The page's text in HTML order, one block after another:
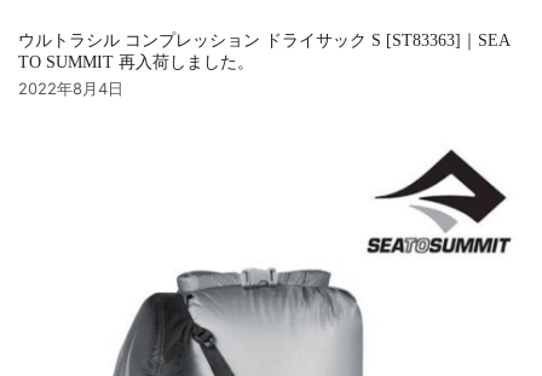
ウルトラシル コンプレッション ドライサック S [ST83363]｜SEA
TO SUMMIT 再入荷しました。
2022年8月4日